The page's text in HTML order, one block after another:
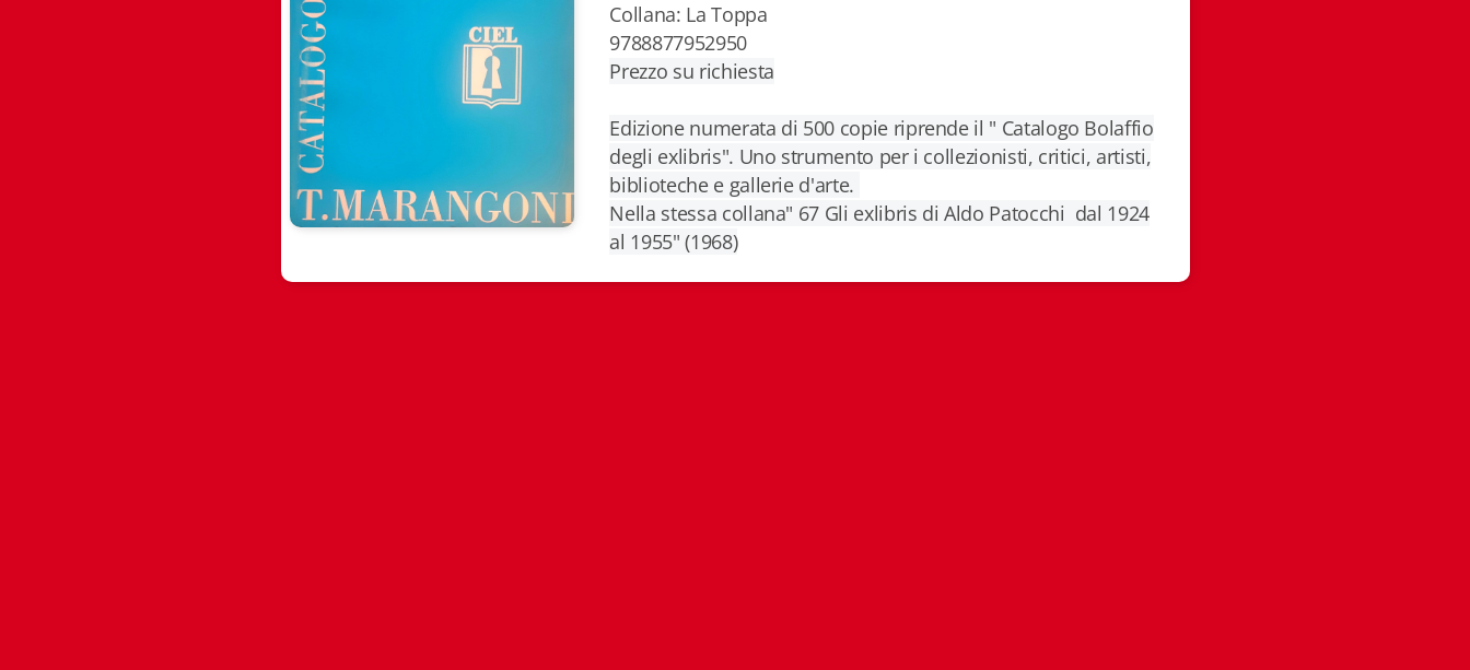
Collana: La Toppa
9788877952950
Prezzo su richiesta
Edizione numerata di 500 copie riprende il " Catalogo Bolaffio
degli exlibris". Uno strumento per i collezionisti, critici, artisti,
biblioteche e gallerie d'arte.
Nella stessa collana" 67 Gli exlibris di Aldo Patocchi dal 1924
al 1955" (1968)